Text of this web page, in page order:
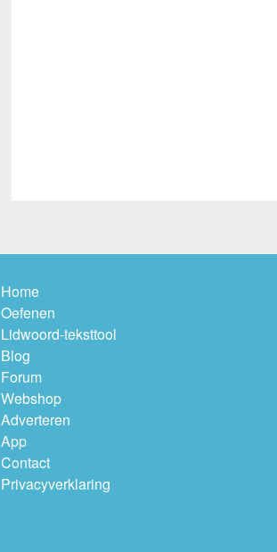
Home
Oefenen
Lidwoord-teksttool
Blog
Forum
Webshop
Adverteren
App
Contact
Privacyverklaring